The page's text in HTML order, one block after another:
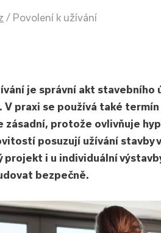
/ Povolení k užívání
je správní akt
V praxi se používá také
zásadní, protože ovlivňuje
posuzují užívání stavby
projekt i u individuální
bezpečně.